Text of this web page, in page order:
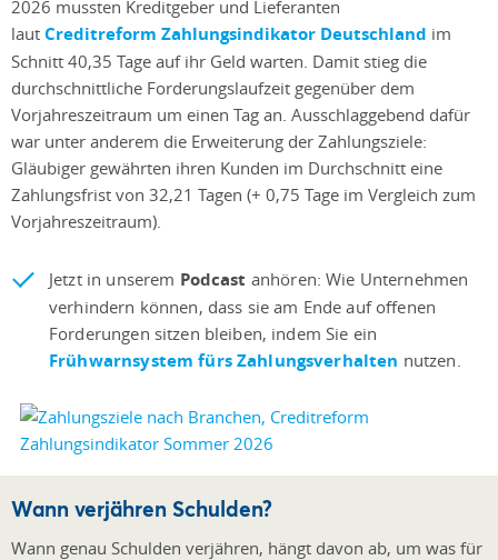
2026 mussten Kreditgeber und Lieferanten
laut Creditreform Zahlungsindikator Deutschland im
Schnitt 40,35 Tage auf ihr Geld warten. Damit stieg die
durchschnittliche Forderungslaufzeit gegenüber dem
Vorjahreszeitraum um einen Tag an. Ausschlaggebend dafür
war unter anderem die Erweiterung der Zahlungsziele:
Gläubiger gewährten ihren Kunden im Durchschnitt eine
Zahlungsfrist von 32,21 Tagen (+ 0,75 Tage im Vergleich zum
Vorjahreszeitraum).
Jetzt in unserem Podcast anhören: Wie Unternehmen
verhindern können, dass sie am Ende auf offenen
Forderungen sitzen bleiben, indem Sie ein
Frühwarnsystem fürs Zahlungsverhalten nutzen.
Wann verjähren Schulden?
Wann genau Schulden verjähren, hängt davon ab, um was für